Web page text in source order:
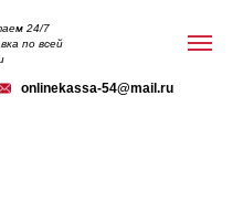
onlinekassa-54@mail.ru
24/7
по всей